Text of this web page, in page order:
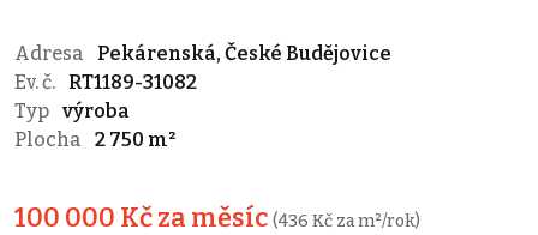
Adresa
Pekárenská, České Budějovice
Ev. č.
RT1189-31082
Typ výroba
Plocha
2 750 m²
100 000 Kč za měsíc (436 Kč za m²/rok)